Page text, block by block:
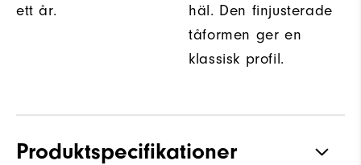
ett år.
häl. Den finjusterade
tåformen ger en
klassisk profil.
Produktspecifikationer